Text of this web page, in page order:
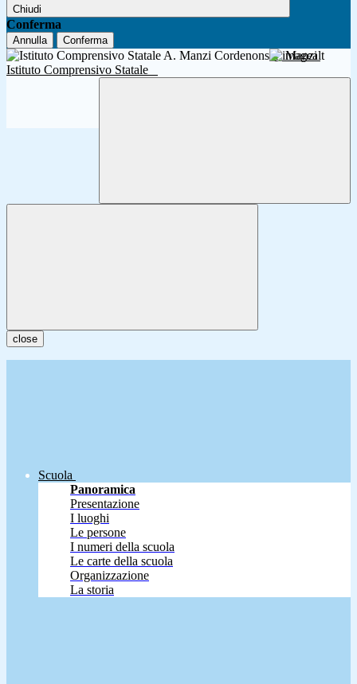
Chiudi
Conferma
Annulla Conferma
A. Manzi
Istituto Comprensivo Statale
close
Scuola
Panoramica
Presentazione
I luoghi
Le persone
I numeri della scuola
Le carte della scuola
Organizzazione
La storia